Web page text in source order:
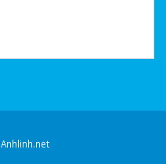
Anhlinh.net